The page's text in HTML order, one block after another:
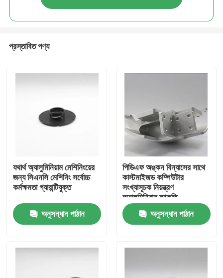
বাড়ি
পণ্য
প্রস্তাবিত পণ্য
যথার্থ অ্যালুমিনিয়াম মেশিনিংয়ের
জন্য সিএনসি মেশিনিং সর্বোচ্চ
কর্মক্ষমতা গ্যারান্টিযুক্ত
অনুসন্ধান পাঠান
পিডিএফ অঙ্কন বিন্যাসের সাথে
কাস্টমাইজড কম্পিউটার
সংখ্যাসূচক নিয়ন্ত্রণ
অ্যালুমিনিয়াম আকৃতি
অনুসন্ধান পাঠান